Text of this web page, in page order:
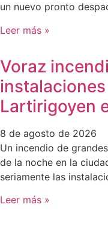
un nuevo pronto
Leer más »
Voraz
Lartirigoyen
8 de agosto de 2026
Un incendio de
de la noche en la
seriamente las
Leer más »